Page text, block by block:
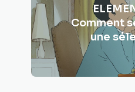
Comment
une